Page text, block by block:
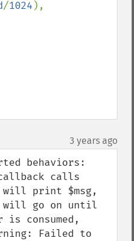
/1024
3 years ago
behaviors:
calls
print $msg,
will go on until
is consumed,
Failed to